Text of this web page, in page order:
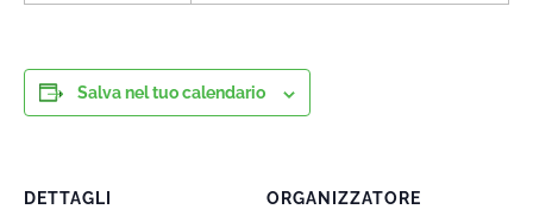
Salva nel tuo calendario
DETTAGLI
ORGANIZZATORE